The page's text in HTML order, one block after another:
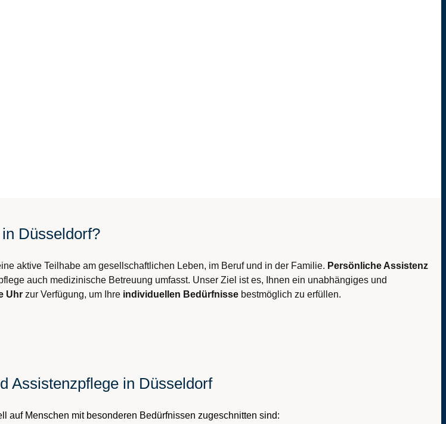
Düsseldorf?
aktive Teilhabe am gesellschaftlichen Leben, im Beruf und in der Familie. Persönliche Assistenz
auch medizinische Betreuung umfasst. Unser Ziel ist es, Ihnen ein unabhängiges und
Uhr zur Verfügung, um Ihre individuellen Bedürfnisse bestmöglich zu erfüllen.
Assistenzpflege in Düsseldorf
auf Menschen mit besonderen Bedürfnissen zugeschnitten sind: